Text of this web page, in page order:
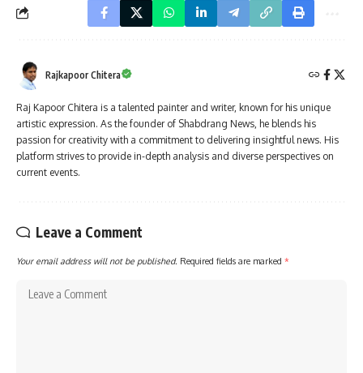
Rajkapoor Chitera
Raj Kapoor Chitera is a talented painter and writer, known for his unique
artistic expression. As the founder of Shabdrang News, he blends his
passion for creativity with a commitment to delivering insightful news. His
platform strives to provide in-depth analysis and diverse perspectives on
current events.
Leave a Comment
Your email address will not be published. Required fields are marked *